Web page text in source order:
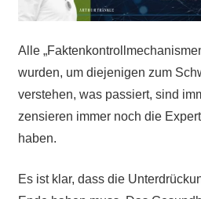
Alle
wurden, um diejenigen zum
verstehen, was passiert, sind
zensieren immer noch die
haben.
Es ist klar, dass die